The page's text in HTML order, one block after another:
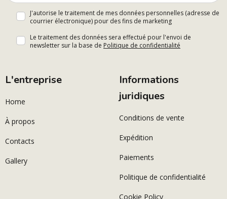
J'autorise le traitement de mes données personnelles (adresse de
courrier électronique) pour des fins de marketing
Le traitement des données sera effectué pour l'envoi de
newsletter sur la base de Politique de confidentialité
L'entreprise
Home
À propos
Contacts
Gallery
Informations
juridiques
Conditions de vente
Expédition
Paiements
Politique de confidentialité
Cookie Policy